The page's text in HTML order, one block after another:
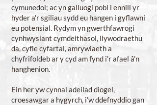
cymunedol; ac yn galluogi pobl i ennill yr
hyder a'r sgiliau sydd eu hangen i gyflawni
eu potensial. Rydym yn gwerthfawrogi
cynhwysiant cymdeithasol, llywodraethu
da, cyfle cyfartal, amrywiaeth a
chyfrifoldeb ar y cyd am fynd i'r afael â'n
hanghenion.
Ein her yw cynnal adeilad diogel,
croesawgar a hygyrch, i’w ddefnyddio gan